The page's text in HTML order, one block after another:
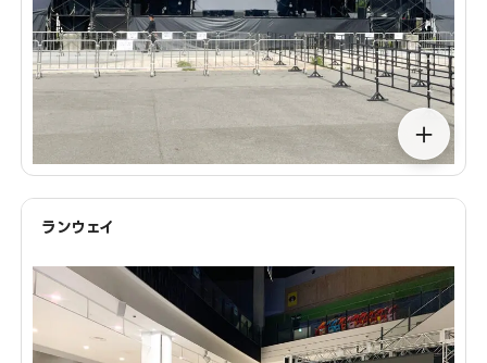
＋
ランウェイ